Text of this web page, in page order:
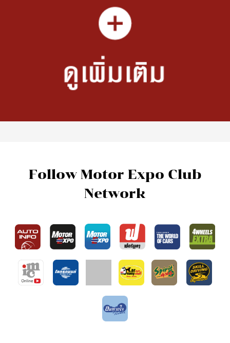
Follow Motor Expo Club
Network